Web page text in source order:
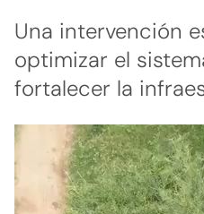
Una intervención
optimizar el
fortalecer la
Reproductor
video